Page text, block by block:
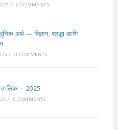
/ 0 COMMENTS
अर्थ — विज्ञान, श्रद्धा आणि
/ 0 COMMENTS
तालिका – 2025
/ 0 COMMENTS